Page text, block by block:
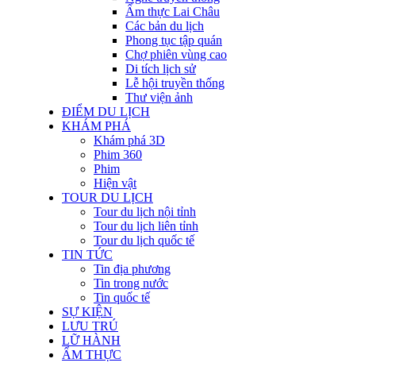
Ẩm thực Lai Châu
Các bản du lịch
Phong tục tập quán
Chợ phiên vùng cao
Di tích lịch sử
Lễ hội truyền thống
Thư viện ảnh
ĐIỂM DU LỊCH
KHÁM PHÁ
Khám phá 3D
Phim 360
Phim
Hiện vật
TOUR DU LỊCH
Tour du lịch nội tỉnh
Tour du lịch liên tỉnh
Tour du lịch quốc tế
TIN TỨC
Tin địa phương
Tin trong nước
Tin quốc tế
SỰ KIỆN
LƯU TRÚ
LỮ HÀNH
ẨM THỰC